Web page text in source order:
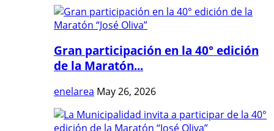
Gran participación en la 40° edición
de la Maratón...
enelarea May 26, 2026